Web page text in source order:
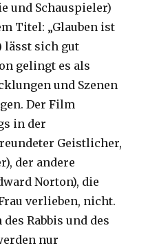
und Schauspieler)
Titel: „Glauben ist
lässt sich gut
gelingt es als
und Szenen
Der Film
in der
Geistlicher,
der andere
Norton), die
verlieben, nicht.
Rabbis und des
nur